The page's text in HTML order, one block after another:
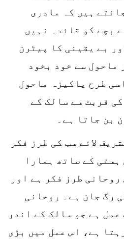
ہیں کہ مادری
بچے کو قائدہ نہیں
بے یقینی کا پیٹرن
ماحول سے خود بخود
طرح پاکیزہ ماحول
قربت سے سالک کے
بن جاتا ہے۔
لائے سب کی طرز فکر
کے ساتھ ہمارا
طرز فکر ہے اور
رگ جان ہے۔ روحانی
ہے جو سالک کے اندر
ہے، اس عمل میں بڑی